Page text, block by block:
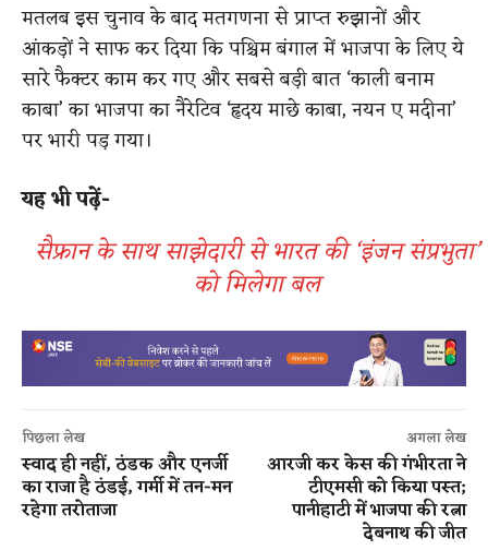
मतलब इस चुनाव के बाद मतगणना से प्राप्त रुझानों और
आंकड़ों ने साफ कर दिया कि पश्चिम बंगाल में भाजपा के लिए ये
सारे फैक्टर काम कर गए और सबसे बड़ी बात ‘काली बनाम
काबा’ का भाजपा का नैरेटिव ‘हृदय माछे काबा, नयन ए मदीना’
पर भारी पड़ गया।
यह भी पढ़ें-
सैफ्रान के साथ साझेदारी से भारत की ‘इंजन संप्रभुता’
को मिलेगा बल
पिछला लेख
स्वाद ही नहीं, ठंडक और एनर्जी
का राजा है ठंडई, गर्मी में तन-मन
रहेगा तरोताजा
अगला लेख
आरजी कर केस की गंभीरता ने
टीएमसी को किया पस्त;
पानीहाटी में भाजपा की रत्ना
देबनाथ की जीत